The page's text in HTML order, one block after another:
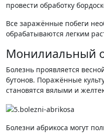
провести обработку
Все заражённые побеги
обрабатываются легким
Монилиальный
Болезнь проявляется
бутонов. Поражённые
становятся вялыми и
Болезни абрикоса могут